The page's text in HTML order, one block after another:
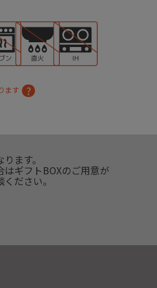
ます
ます。
ギフトBOXのご用意が
ださい。